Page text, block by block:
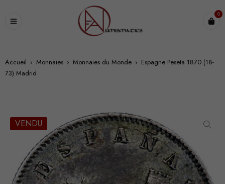
0
Accueil › Monnaies › Monnaies du Monde › Espagne Peseta 1870 (18-
73) Madrid
VENDU